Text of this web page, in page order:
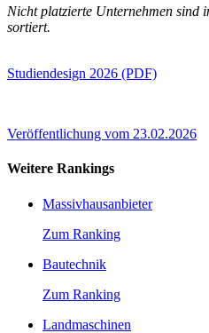
Nicht platzierte Unternehmen sind
sortiert.
Studiendesign 2026 (PDF)
Veröffentlichung vom 23.02.2026
Weitere Rankings
Massivhausanbieter
Zum Ranking
Bautechnik
Zum Ranking
Landmaschinen